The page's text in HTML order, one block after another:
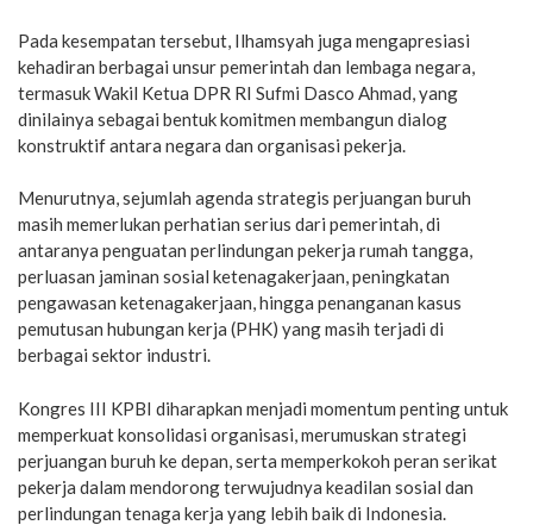
Pada kesempatan tersebut, Ilhamsyah juga mengapresiasi
kehadiran berbagai unsur pemerintah dan lembaga negara,
termasuk Wakil Ketua DPR RI Sufmi Dasco Ahmad, yang
dinilainya sebagai bentuk komitmen membangun dialog
konstruktif antara negara dan organisasi pekerja.
Menurutnya, sejumlah agenda strategis perjuangan buruh
masih memerlukan perhatian serius dari pemerintah, di
antaranya penguatan perlindungan pekerja rumah tangga,
perluasan jaminan sosial ketenagakerjaan, peningkatan
pengawasan ketenagakerjaan, hingga penanganan kasus
pemutusan hubungan kerja (PHK) yang masih terjadi di
berbagai sektor industri.
Kongres III KPBI diharapkan menjadi momentum penting untuk
memperkuat konsolidasi organisasi, merumuskan strategi
perjuangan buruh ke depan, serta memperkokoh peran serikat
pekerja dalam mendorong terwujudnya keadilan sosial dan
perlindungan tenaga kerja yang lebih baik di Indonesia.